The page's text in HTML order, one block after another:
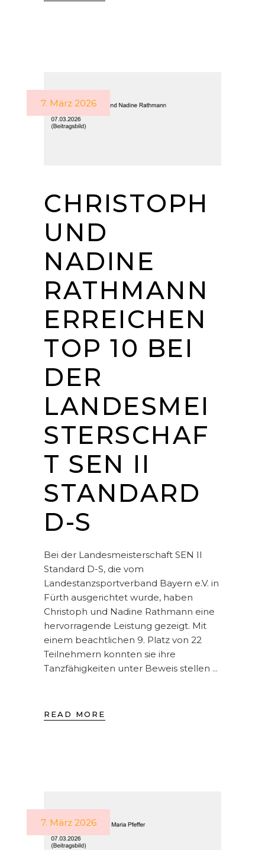
7. März 2026
CHRISTOPH
UND
NADINE
RATHMANN
ERREICHEN
TOP 10 BEI
DER
LANDESMEI
STERSCHAF
T SEN II
STANDARD
D-S
Bei der Landesmeisterschaft SEN II
Standard D-S, die vom
Landestanzsportverband Bayern e.V. in
Fürth ausgerichtet wurde, haben
Christoph und Nadine Rathmann eine
hervorragende Leistung gezeigt. Mit
einem beachtlichen 9. Platz von 22
Teilnehmern konnten sie ihre
Tanzfähigkeiten unter Beweis stellen
READ MORE
7. März 2026